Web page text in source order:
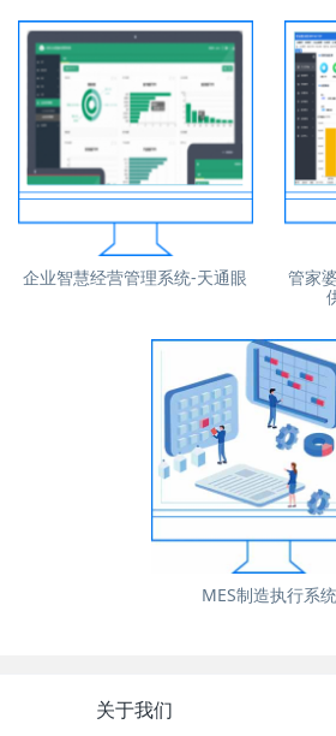
企业智慧经营管理系统-天通眼
管家
MES制造执行系统
关于我们